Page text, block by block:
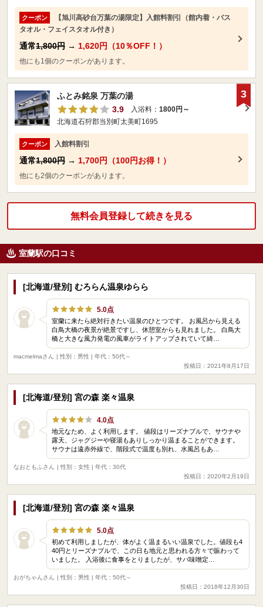
クーポン
【旭川高砂台万葉の湯限定】入館料割引（館内着・バス
タオル・フェイスタオル付き）
通常1,800円 → 1,620円（10％OFF！）
他にも1個のクーポンがあります。
ふとみ銘泉 万葉の湯
3.9
入浴料： 1800円～
北海道石狩郡当別町太美町1695
クーポン 入館料割引
通常1,800円 → 1,700円（100円お得！）
他にも2個のクーポンがあります。
3
無料会員登録して続きを見る
室蘭駅の口コミ
[北海道/登別] むろらん温泉ゆらら
5.0点
室蘭に来たら絶対行きたい温泉のひとつです。 お風呂から見える
白鳥大橋の夜景が絶景ですし、休憩室からも見れました。 白鳥大
橋と大きな風力発電の風車がライトアップされていて綺…
macmelmaさん
| 性別：男性 | 年代：50代～
投稿日：2021年8月17日
[北海道/登別] 宮の森 楽々温泉
4.0点
地元なため、よく利用します。 値段はリーズナブルで、サウナや
露天、ジャグジーや寝湯もありしっかり温まることができます。
サウナは遠赤外線で、階段式で温度も別れ、水風呂もあ…
なおともふさん
| 性別：女性 | 年代：30代
投稿日：2020年2月19日
[北海道/登別] 宮の森 楽々温泉
5.0点
初めて利用しましたが、体がよく温まるいい温泉でした。値段も4
40円とリーズナブルで、この日も地元と思われる方々で賑わって
いました。 入浴後に食事をとりましたが、サバ味噌定…
おがちゃんさん
| 性別：男性 | 年代：50代～
投稿日：2018年12月30日